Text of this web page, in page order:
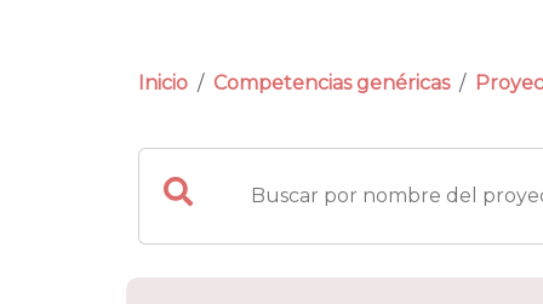
Inicio Competencias genéricas